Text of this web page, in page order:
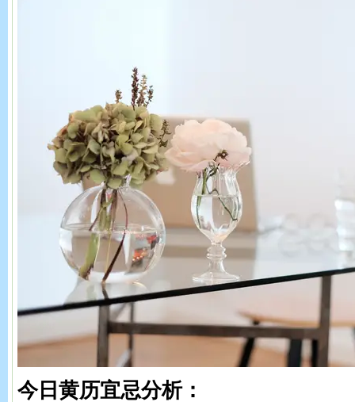
今日黄历宜忌分析：